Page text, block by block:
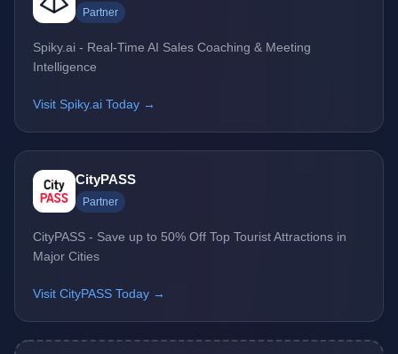
Partner
Spiky.ai - Real-Time AI Sales Coaching & Meeting
Intelligence
Visit Spiky.ai Today →
CityPASS
Partner
CityPASS - Save up to 50% Off Top Tourist Attractions in
Major Cities
Visit CityPASS Today →